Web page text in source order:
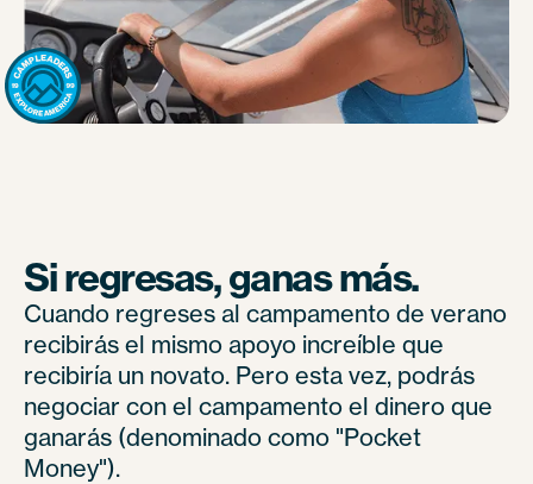
Si regresas, ganas más.
Cuando regreses al campamento de verano
recibirás el mismo apoyo increíble que
recibiría un novato. Pero esta vez, podrás
negociar con el campamento el dinero que
ganarás (denominado como "Pocket
Money").